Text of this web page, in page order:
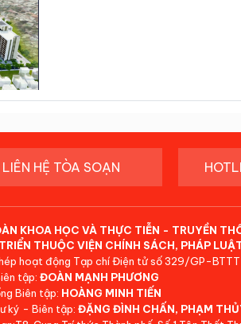
LIÊN HỆ TÒA SOẠN
KHOA HỌC VÀ THỰC TIỄN - TRUYỀN
THUỘC VIỆN CHÍNH SÁCH, PHÁP
hoạt động Tạp chí Điện tử số 329/GP-
tập: ĐOÀN MẠNH PHƯƠNG
Biên tập: HOÀNG MINH TIẾN
ký - Biên tập: ĐẶNG ĐÌNH CHẤN, PHẠM